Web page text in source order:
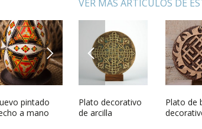
pintado
a mano
Figura de animal
para pintar hecha
Imán
Gato
NEXT
VER MÁS ARTÍCULOS DE
PREVIOUS
de pared
en flor,
Plato decorativo
de arcilla
Plato de